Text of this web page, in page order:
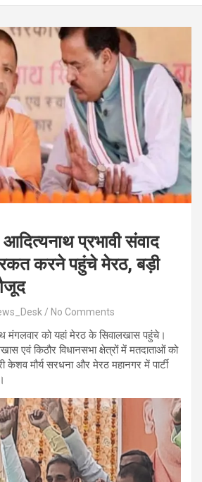
प्रभावी संवाद
करने पहुंचे मेरठ, बड़ी
No Comments
मंगलवार को यहां मेरठ के सिवालखास पहुंचे।
एवं किठौर विधानसभा क्षेत्रों में मतदाताओं को
केशव मौर्य सरधना और मेरठ महानगर में पार्टी